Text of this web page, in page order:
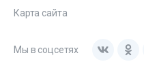
Карта сайта
Мы в соцсетях